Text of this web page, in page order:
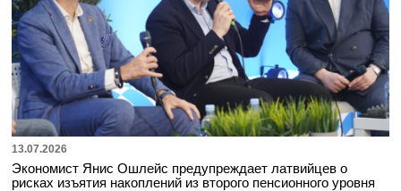
13.07.2026
Экономист Янис Ошлейс предупреждает латвийцев о
рисках изъятия накоплений из второго пенсионного уровня